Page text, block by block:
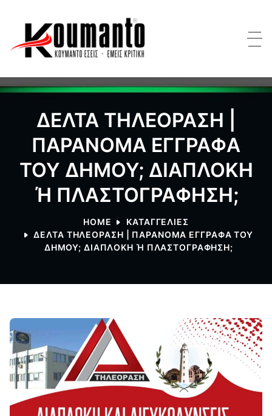
ΔΕΛΤΑ ΤΗΛΕΟΡΑΣΗ |
ΠΑΡΑΝΟΜΑ ΕΓΓΡΑΦΑ
ΤΟΥ ΔΗΜΟΥ; ΔΙΑΠΛΟΚΗ
Ή ΠΛΑΣΤΟΓΡΑΦΗΣΗ;
HOME
ΚΑΤΑΓΓΕΛΙΕΣ
ΔΕΛΤΑ ΤΗΛΕΟΡΑΣΗ | ΠΑΡΑΝΟΜΑ ΕΓΓΡΑΦΑ ΤΟΥ
ΔΗΜΟΥ; ΔΙΑΠΛΟΚΗ Ή ΠΛΑΣΤΟΓΡΑΦΗΣΗ;